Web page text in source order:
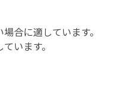
合に適しています。
います。